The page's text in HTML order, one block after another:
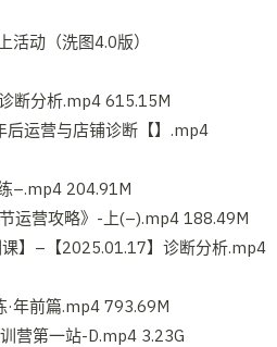
动（洗图4.0版）
断分析.mp4 615.15M
运营与店铺诊断【】.mp4
–.mp4 204.91M
运营攻略》-上(–).mp4 188.49M
】–【2025.01.17】诊断分析.mp4
年前篇.mp4 793.69M
营第一站-D.mp4 3.23G